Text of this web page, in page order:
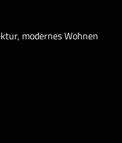
modernes Wohnen